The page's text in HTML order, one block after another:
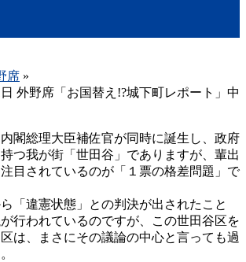
席 »
日 外野席「お国替え!?城下町レポート」中
閣総理大臣補佐官が同時に誕生し、政府
つ我が街「世田谷」でありますが、輩出
目されているのが「１票の格差問題」で
「違憲状態」との判決が出されたこと
行われているのですが、この世田谷区を
は、まさにその議論の中心と言っても過